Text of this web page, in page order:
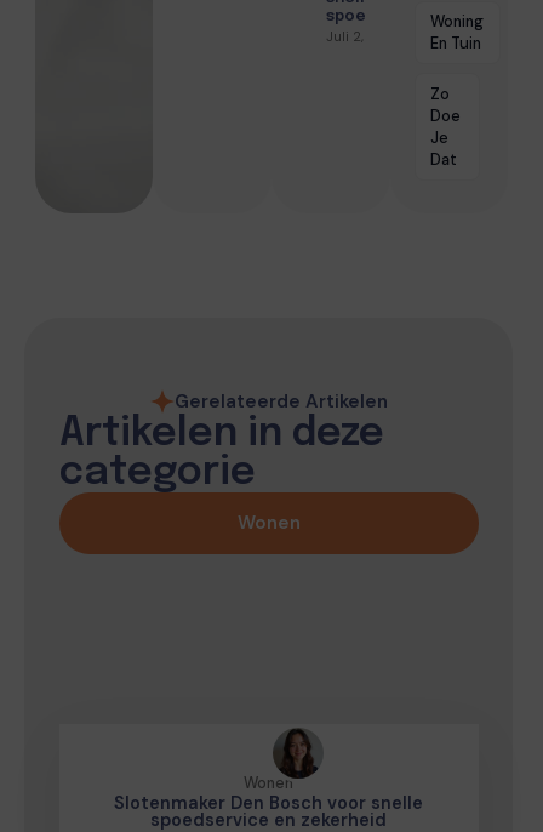
spoedhulp
Juli 2, 2026
Woning
En Tuin
Zo
Doe
Je
Dat
Gerelateerde Artikelen
Artikelen in deze
categorie
Wonen
Wonen
Slotenmaker Den Bosch voor snelle
spoedservice en zekerheid